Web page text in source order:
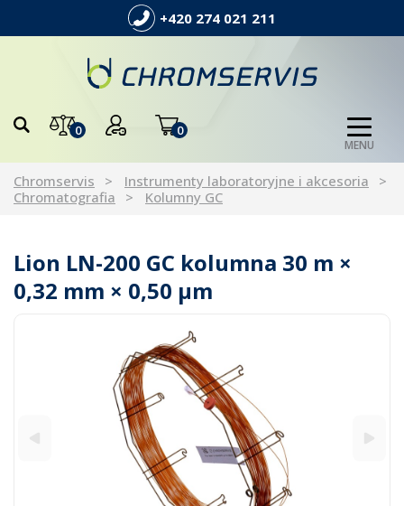
+420 274 021 211
0 0
MENU
Chromservis
Instrumenty laboratoryjne i akcesoria
Chromatografia
Kolumny GC
Lion LN-200 GC kolumna 30 m ×
0,32 mm × 0,50 µm